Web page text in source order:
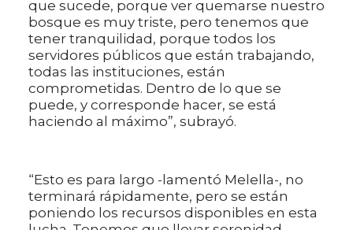
que sucede, porque ver quemarse nuestro
bosque es muy triste, pero tenemos que
tener tranquilidad, porque todos los
servidores públicos que están trabajando,
todas las instituciones, están
comprometidas. Dentro de lo que se
puede, y corresponde hacer, se está
haciendo al máximo”, subrayó.
“Esto es para largo -lamentó Melella-, no
terminará rápidamente, pero se están
poniendo los recursos disponibles en esta